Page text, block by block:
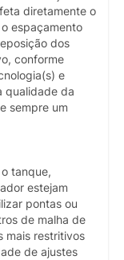
diretamente o
espaçamento
dos
conforme
e
qualidade da
sempre um
tanque,
estejam
pontas ou
de malha de
mais restritivos
de ajustes